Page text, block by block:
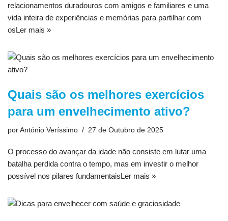
relacionamentos duradouros com amigos e familiares e uma
vida inteira de experiências e memórias para partilhar com
osLer mais »
Quais são os melhores exercícios
para um envelhecimento ativo?
por António Veríssimo 27 de Outubro de 2025
O processo do avançar da idade não consiste em lutar uma
batalha perdida contra o tempo, mas em investir o melhor
possível nos pilares fundamentaisLer mais »